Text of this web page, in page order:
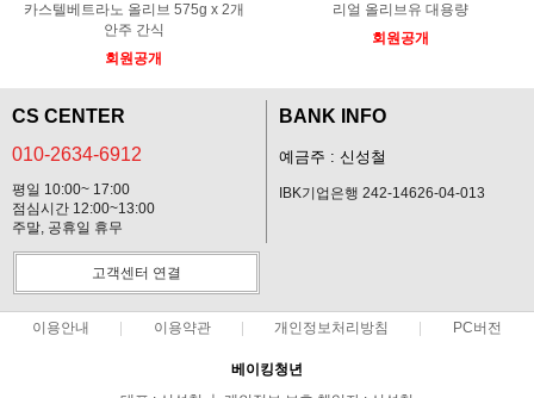
카스텔베트라노 올리브 575g x 2개
안주 간식
회원공개
리얼 올리브유 대용량
회원공개
CS CENTER
010-2634-6912
평일 10:00~ 17:00
점심시간 12:00~13:00
주말, 공휴일 휴무
BANK INFO
예금주 : 신성철
IBK기업은행 242-14626-04-013
고객센터 연결
이용안내 이용약관 개인정보처리방침 PC버전
베이킹청년